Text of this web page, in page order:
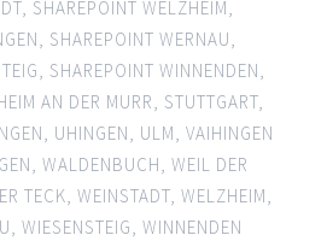
, SHAREPOINT WELZHEIM,
, SHAREPOINT WERNAU,
, SHAREPOINT WINNENDEN,
AN DER MURR, STUTTGART,
, UHINGEN, ULM, VAIHINGEN
, WALDENBUCH, WEIL DER
TECK, WEINSTADT, WELZHEIM,
, WIESENSTEIG, WINNENDEN